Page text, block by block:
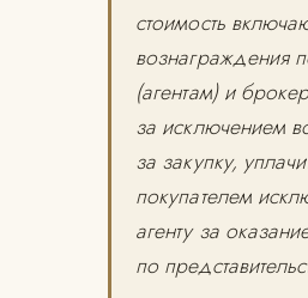
стоимость
вознаграждения
(агентам) и
за исключением
за закупку,
покупателем
агенту за
по